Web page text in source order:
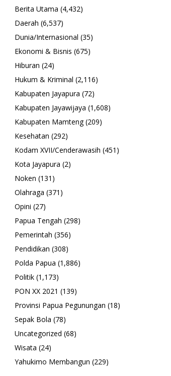
Berita Utama (4,432)
Daerah (6,537)
Dunia/Internasional (35)
Ekonomi & Bisnis (675)
Hiburan (24)
Hukum & Kriminal (2,116)
Kabupaten Jayapura (72)
Kabupaten Jayawijaya (1,608)
Kabupaten Mamteng(209)
Kesehatan (292)
Kodam XVII/Cenderawasih (451)
Kota Jayapura (2)
Noken (131)
Olahraga (371)
Opini (27)
Papua Tengah (298)
Pemerintah (356)
Pendidikan (308)
Polda Papua (1,886)
Politik (1,173)
PON XX 2021 (139)
Provinsi Papua Pegunungan (18)
Sepak Bola (78)
Uncategorized (68)
Wisata (24)
Yahukimo Membangun (229)